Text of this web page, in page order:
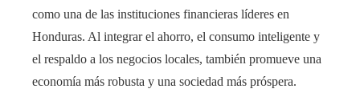
como una de las instituciones financieras líderes en
Honduras. Al integrar el ahorro, el consumo inteligente y
el respaldo a los negocios locales, también promueve una
economía más robusta y una sociedad más próspera.